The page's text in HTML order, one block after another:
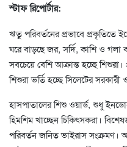
স্টাফ রিপোর্টার:
ঋতু পরিবর্তনের প্রভাবে প্রকৃতিতে
ঘরে বাড়ছে জর, সর্দি, কাশি ও গলা
সবচেয়ে বেশি আক্রান্ত হচ্ছে
শিশুরা ভর্তি হচ্ছে সিলেটের
হাসপাতালের শিশু ওয়ার্ড, শুধু
হিমশিম খাচ্ছেন চিকিৎসকরা।
পরিবর্তন জনিত ভাইরাস সংক্রমণ।